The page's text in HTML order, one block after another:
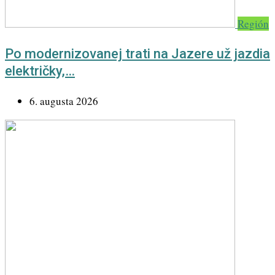
Región
Po modernizovanej trati na Jazere už jazdia
električky,…
6. augusta 2026